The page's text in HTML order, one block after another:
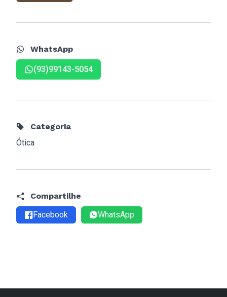
WhatsApp
(93)99143-5054
Categoria
Ótica
Compartilhe
Facebook
WhatsApp